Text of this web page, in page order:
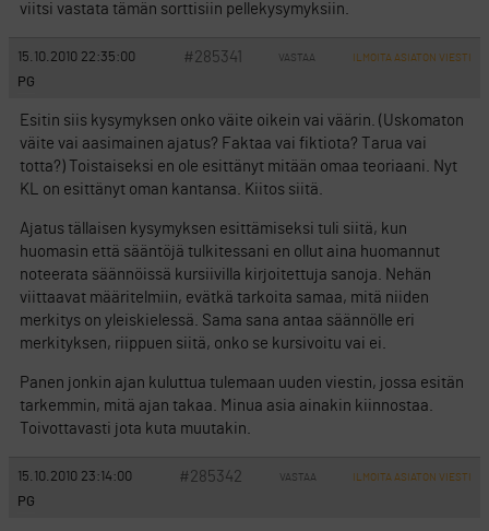
viitsi vastata tämän sorttisiin pellekysymyksiin.
15.10.2010 22:35:00 #285341 VASTAA ILMOITA ASIATON VIESTI
PG
Esitin siis kysymyksen onko väite oikein vai väärin. (Uskomaton
väite vai aasimainen ajatus? Faktaa vai fiktiota? Tarua vai
totta?) Toistaiseksi en ole esittänyt mitään omaa teoriaani. Nyt
KL on esittänyt oman kantansa. Kiitos siitä.
Ajatus tällaisen kysymyksen esittämiseksi tuli siitä, kun
huomasin että sääntöjä tulkitessani en ollut aina huomannut
noteerata säännöissä kursiivilla kirjoitettuja sanoja. Nehän
viittaavat määritelmiin, evätkä tarkoita samaa, mitä niiden
merkitys on yleiskielessä. Sama sana antaa säännölle eri
merkityksen, riippuen siitä, onko se kursivoitu vai ei.
Panen jonkin ajan kuluttua tulemaan uuden viestin, jossa esitän
tarkemmin, mitä ajan takaa. Minua asia ainakin kiinnostaa.
Toivottavasti jota kuta muutakin.
15.10.2010 23:14:00 #285342 VASTAA ILMOITA ASIATON VIESTI
PG